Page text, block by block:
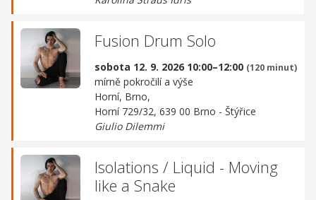
Fusion Drum Solo
sobota 12. 9. 2026 10:00–12:00 (120 minut)
mírně pokročilí a výše
Horní, Brno,
Horní 729/32, 639 00 Brno - Štýřice
Giulio Dilemmi
Isolations / Liquid - Moving
like a Snake